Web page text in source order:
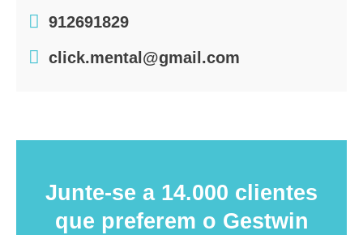
912691829
click.mental@gmail.com
Junte-se a 14.000 clientes
que preferem o Gestwin